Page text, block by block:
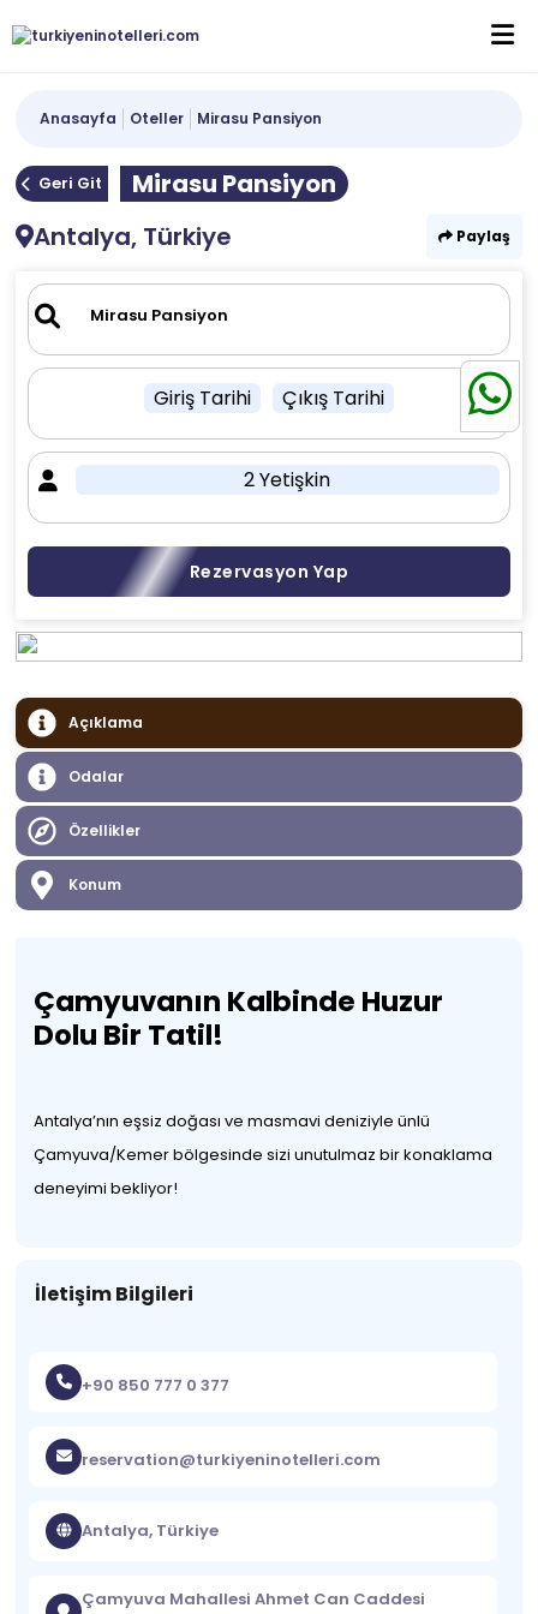
Anasayfa Oteller Mirasu Pansiyon
Geri Git
Mirasu Pansiyon
Antalya, Türkiye
Paylaş
Giriş Tarihi Çıkış Tarihi
2 Yetişkin
Rezervasyon Yap
Açıklama
Odalar
Özellikler
Konum
Çamyuvanın Kalbinde Huzur
Dolu Bir Tatil!
Antalya’nın eşsiz doğası ve masmavi deniziyle ünlü
Çamyuva/Kemer bölgesinde sizi unutulmaz bir konaklama
deneyimi bekliyor!
İletişim Bilgileri
+90 850 777 0 377
reservation@turkiyeninotelleri.com
Antalya, Türkiye
Çamyuva Mahallesi Ahmet Can Caddesi